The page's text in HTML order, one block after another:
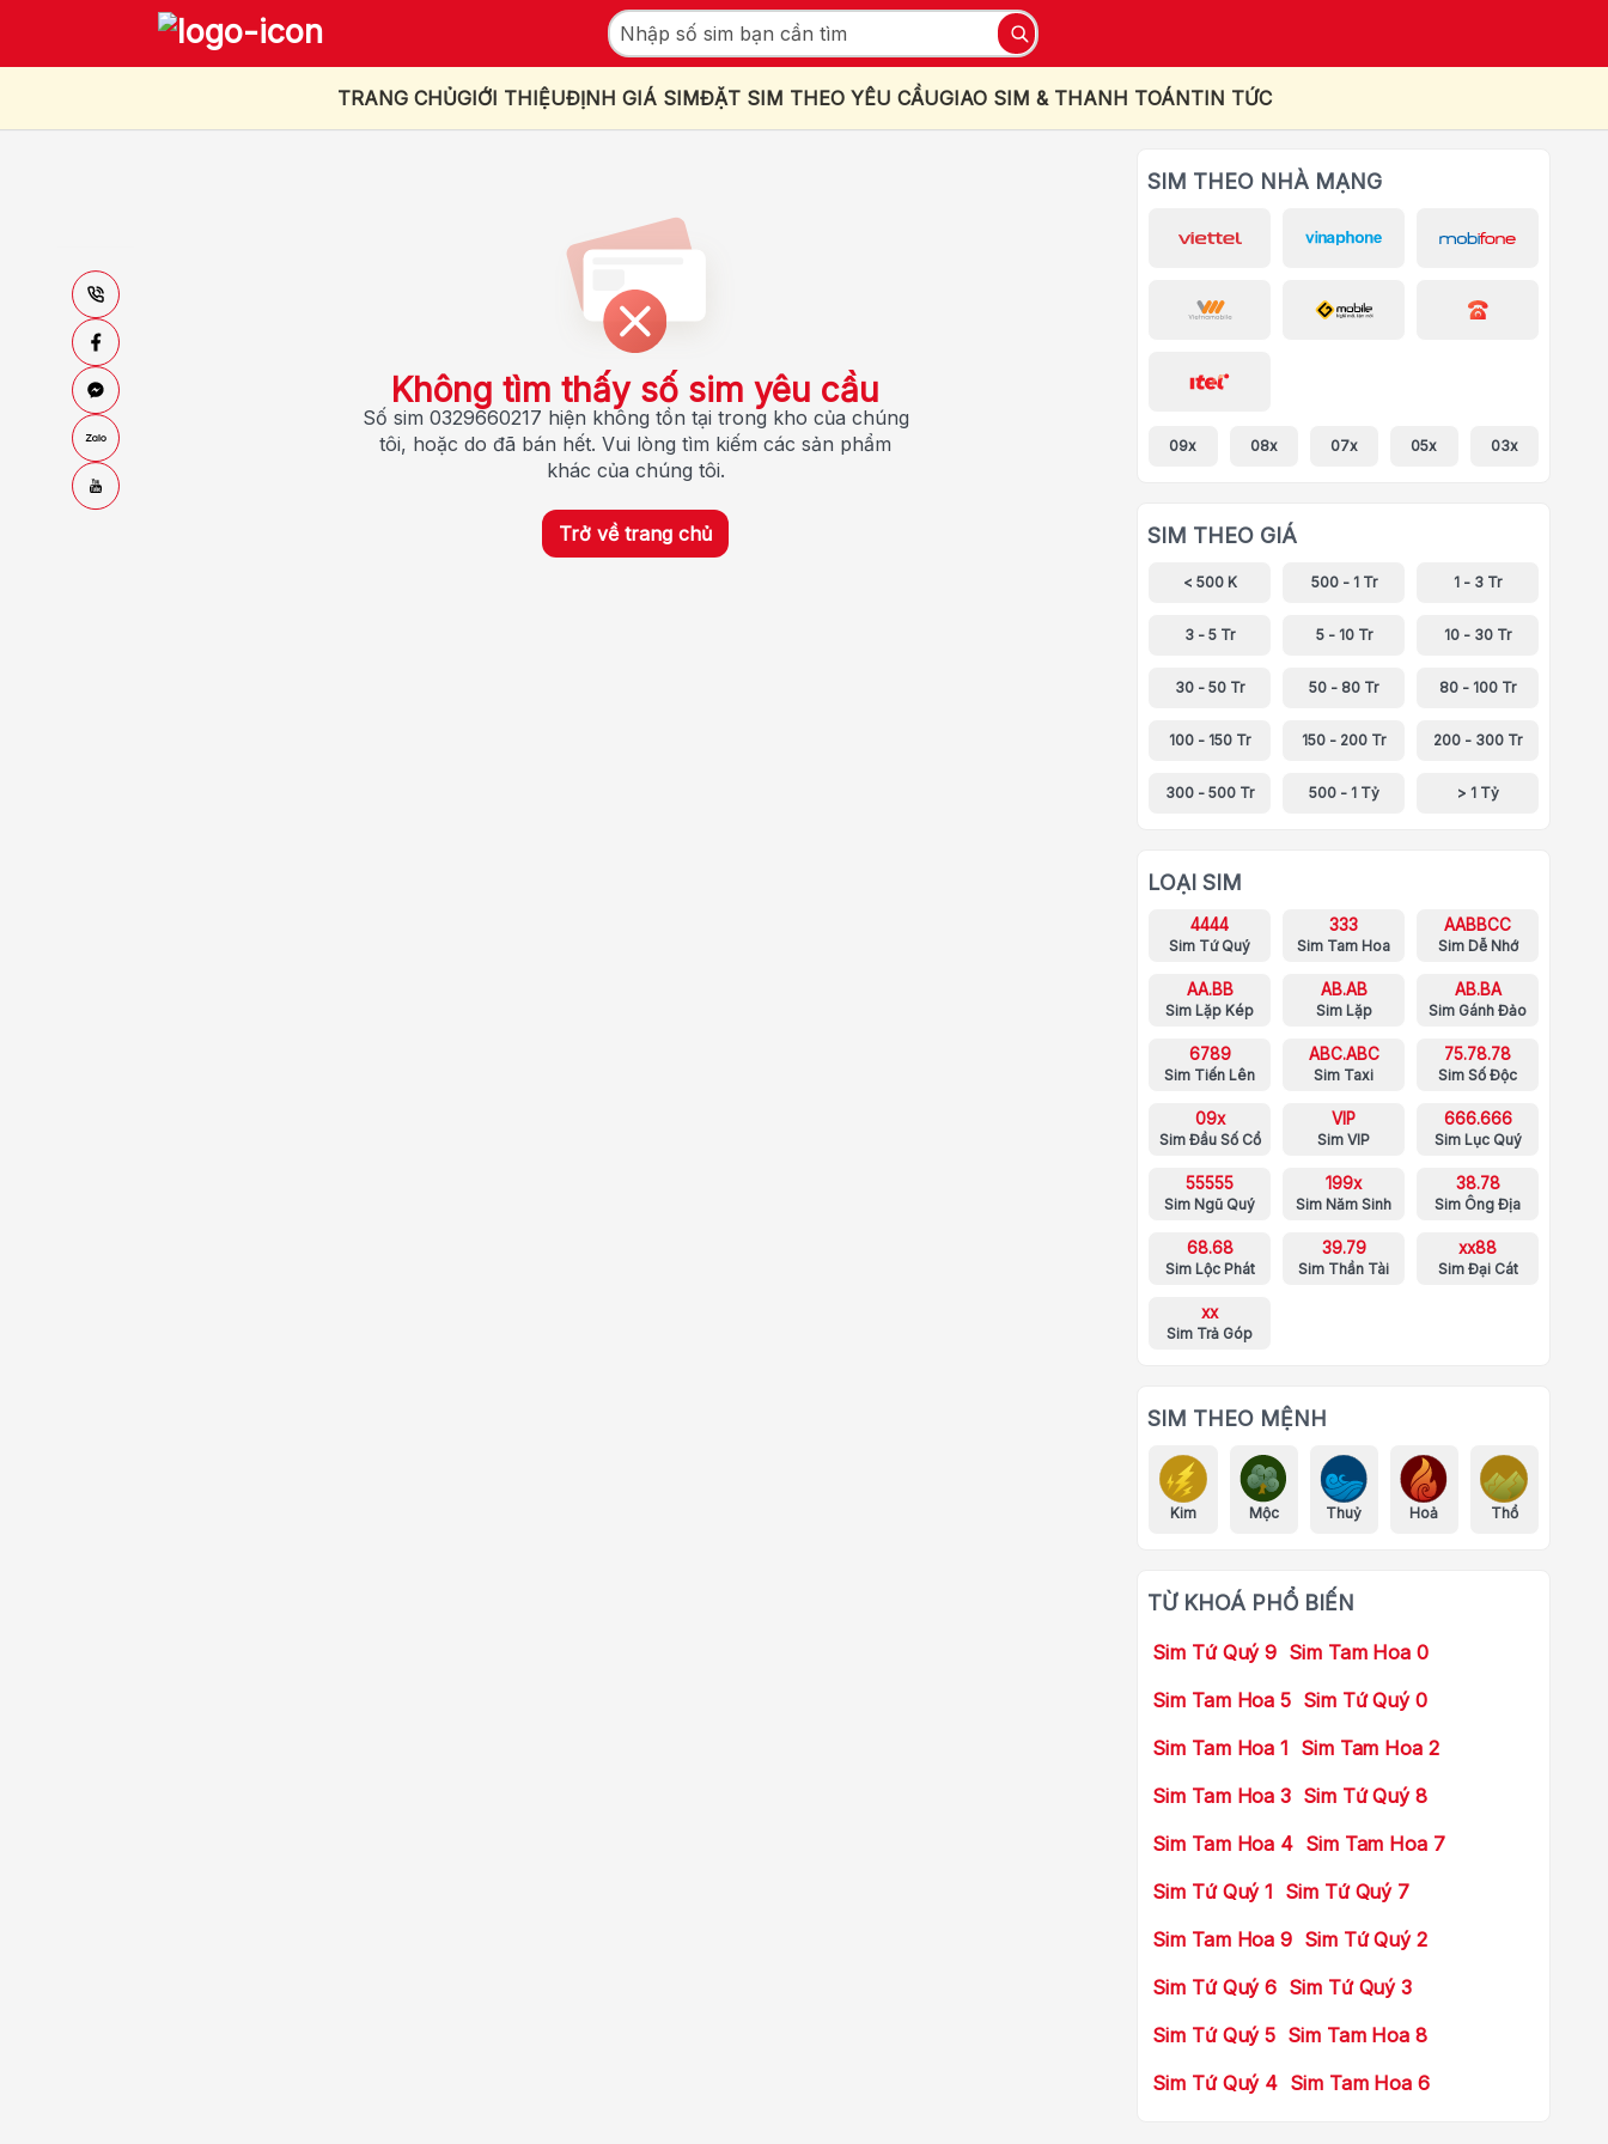
TRANG CHỦGIỚI THIỆUĐỊNH GIÁ SIMĐẶT SIM THEO YÊU CẦUGIAO SIM & THANH TOÁNTIN TỨC
Không tìm thấy số sim yêu cầu
Số sim 0329660217 hiện không tồn tại trong kho của chúng
tôi, hoặc do đã bán hết. Vui lòng tìm kiếm các sản phẩm
khác của chúng tôi.
Trở về trang chủ
SIM THEO NHÀ MẠNG
09x 08x 07x 05x 03x
SIM THEO GIÁ
< 500 K 500 - 1 Tr 1 - 3 Tr
3 - 5 Tr 5 - 10 Tr 10 - 30 Tr
30 - 50 Tr 50 - 80 Tr 80 - 100 Tr
100 - 150 Tr 150 - 200 Tr 200 - 300 Tr
300 - 500 Tr 500 - 1 Tỷ > 1 Tỷ
LOẠI SIM
4444
Sim Tứ Quý
333
Sim Tam Hoa
AABBCC
Sim Dễ Nhớ
AA.BB
Sim Lặp Kép
AB.AB
Sim Lặp
AB.BA
Sim Gánh Đảo
6789
Sim Tiến Lên
ABC.ABC
Sim Taxi
75.78.78
Sim Số Độc
09x
Sim Đầu Số Cổ
VIP
Sim VIP
666.666
Sim Lục Quý
55555
Sim Ngũ Quý
199x
Sim Năm Sinh
38.78
Sim Ông Địa
68.68
Sim Lộc Phát
39.79
Sim Thần Tài
xx88
Sim Đại Cát
xx
Sim Trả Góp
SIM THEO MỆNH
Kim Mộc Thuỷ Hoả Thổ
TỪ KHOÁ PHỔ BIẾN
Sim Tứ Quý 9 Sim Tam Hoa 0
Sim Tam Hoa 5 Sim Tứ Quý 0
Sim Tam Hoa 1 Sim Tam Hoa 2
Sim Tam Hoa 3 Sim Tứ Quý 8
Sim Tam Hoa 4 Sim Tam Hoa 7
Sim Tứ Quý 1 Sim Tứ Quý 7
Sim Tam Hoa 9 Sim Tứ Quý 2
Sim Tứ Quý 6 Sim Tứ Quý 3
Sim Tứ Quý 5 Sim Tam Hoa 8
Sim Tứ Quý 4 Sim Tam Hoa 6